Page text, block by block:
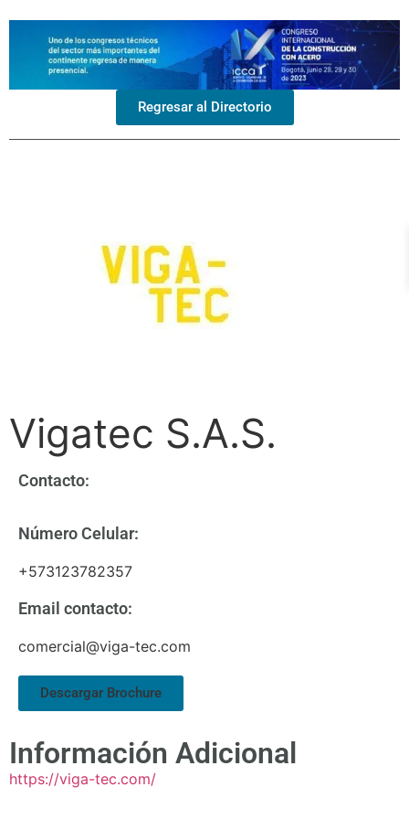
Regresar al Directorio
Vigatec S.A.S.
Contacto:
Número Celular:
+573123782357
Email contacto:
comercial@viga-tec.com
Descargar Brochure
Información Adicional
https://viga-tec.com/